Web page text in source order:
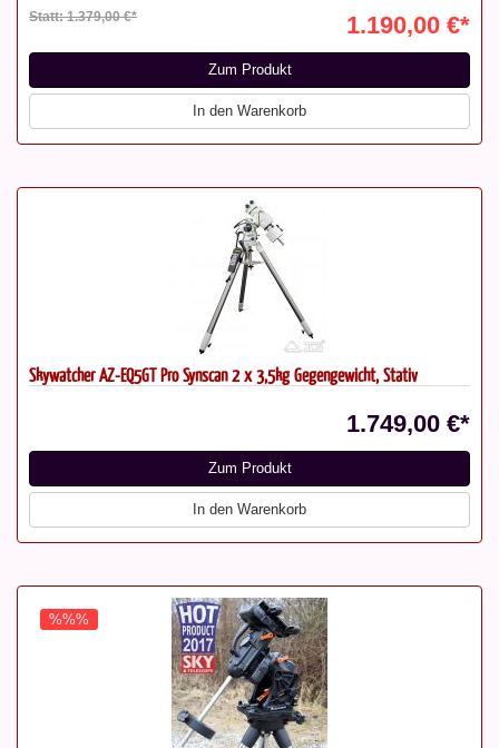
Statt: 1.379,00 €* 1.190,00 €*
Zum Produkt
In den Warenkorb
Skywatcher AZ-EQ5GT Pro Synscan 2 x 3,5kg Gegengewicht, Stativ
1.749,00 €*
Zum Produkt
In den Warenkorb
%%%